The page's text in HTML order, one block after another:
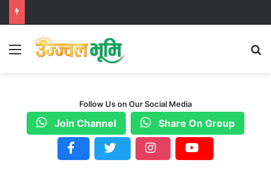
Menu
Follow Us on Our Social Media
Join Channel Share On Group